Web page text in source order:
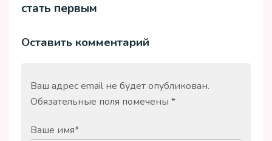
стать первым
Оставить комментарий
Ваш адрес email не будет опубликован.
Обязательные поля помечены *
Ваше имя*